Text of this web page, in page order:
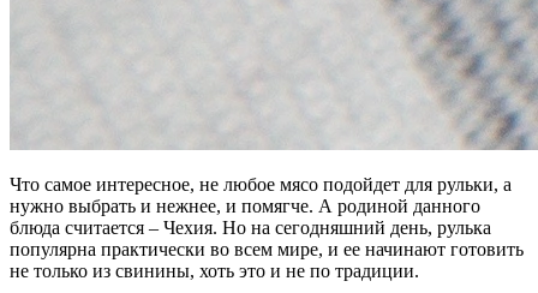
Что самое интересное, не любое мясо подойдет для рульки, а
нужно выбрать и нежнее, и помягче. А родиной данного
блюда считается – Чехия. Но на сегодняшний день, рулька
популярна практически во всем мире, и ее начинают готовить
не только из свинины, хоть это и не по традиции.